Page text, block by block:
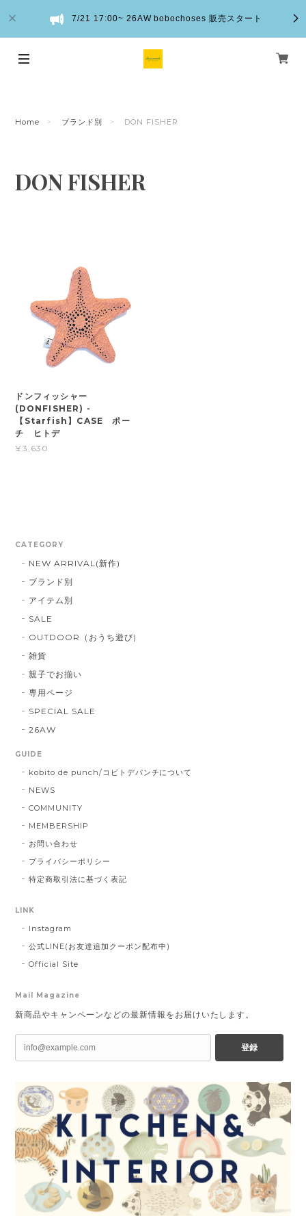
7/21 17:00~ 26AW bobochoses 販売スタート
Home ブランド別 DON FISHER
DON FISHER
ドンフィッシャー
(DONFISHER) -
【Starfish】CASE ポー
チ ヒトデ
¥3,630
CATEGORY
NEW ARRIVAL(新作)
ブランド別
アイテム別
SALE
OUTDOOR（おうち遊び)
雑貨
親子でお揃い
専用ページ
SPECIAL SALE
26AW
GUIDE
kobito de punch/コビトデパンチについて
NEWS
COMMUNITY
MEMBERSHIP
お問い合わせ
プライバシーポリシー
特定商取引法に基づく表記
LINK
Instagram
公式LINE(お友達追加クーポン配布中)
Official Site
Mail Magazine
新商品やキャンペーンなどの最新情報をお届けいたします。
登録